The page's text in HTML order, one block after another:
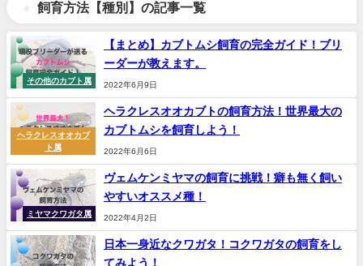
飼育方法【種別】の記事一覧
その他のカブト属
【まとめ】カブトムシ飼育の完全ガイド！ブリ
ーダーが教えます。
2022年6月9日
ヘラクレスオオカブ
ト属
ヘラクレスオオカブトの飼育方法！世界最大の
カブトムシを飼育しよう！
2022年6月6日
ミヤマクワガタ属
ヴェムケンミヤマの飼育に挑戦！癖も無く飼い
やすいオススメ種！
2022年4月2日
日本一身近なクワガタ！コクワガタの飼育をし
てみよう！